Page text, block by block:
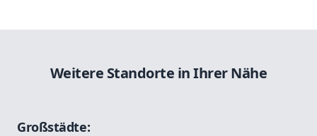
Weitere Standorte in Ihrer Nähe
Großstädte: